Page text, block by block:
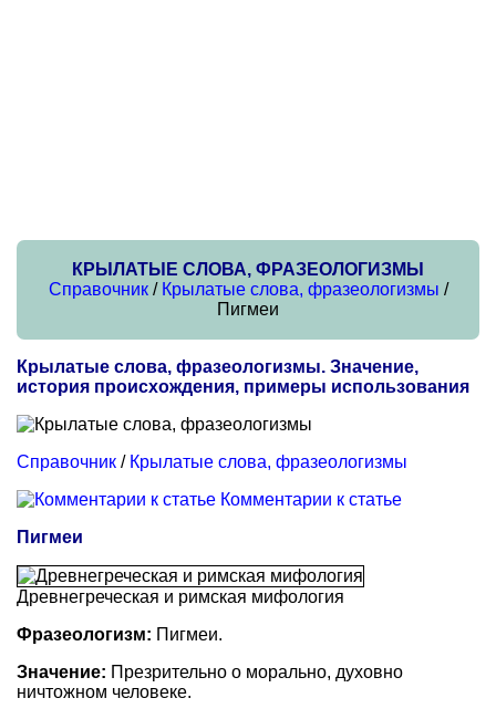
КРЫЛАТЫЕ СЛОВА, ФРАЗЕОЛОГИЗМЫ
Справочник/ Крылатые слова, фразеологизмы /
Пигмеи
Крылатые слова, фразеологизмы. Значение,
история происхождения, примеры использования
Справочник / Крылатые слова, фразеологизмы
Комментарии к статье
Пигмеи
Древнегреческая и римская мифология
Фразеологизм: Пигмеи.
Значение: Презрительно о морально, духовно
ничтожном человеке.